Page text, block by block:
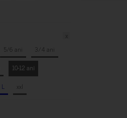
5/6 ani
3/4 ani
10-12 ani
L xxl